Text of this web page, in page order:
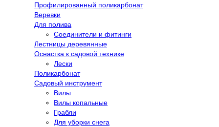
Профилированный поликарбонат
Веревки
Для полива
Соединители и фитинги
Лестницы деревянные
Оснастка к садовой технике
Лески
Поликарбонат
Садовый инструмент
Вилы
Вилы копальные
Грабли
Для уборки снега